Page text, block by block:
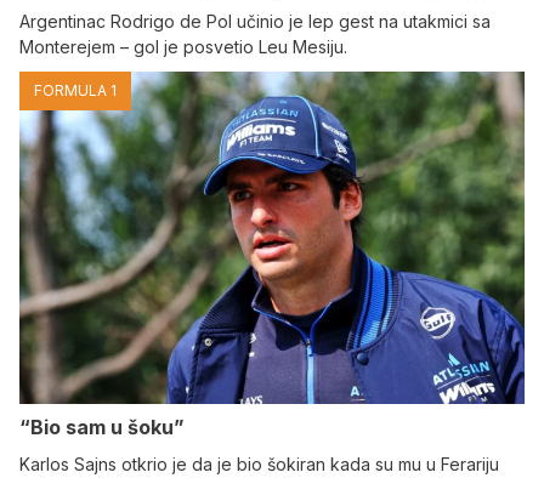
Argentinac Rodrigo de Pol učinio je lep gest na utakmici sa
Monterejem – gol je posvetio Leu Mesiju.
FORMULA 1
“Bio sam u šoku”
Karlos Sajns otkrio je da je bio šokiran kada su mu u Ferariju